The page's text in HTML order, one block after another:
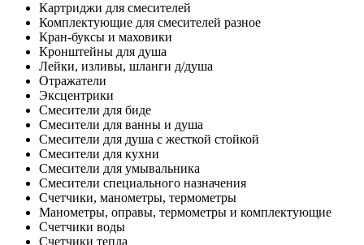
Картриджи для смесителей
Комплектующие для смесителей разное
Кран-буксы и маховики
Кронштейны для душа
Лейки, изливы, шланги д/душа
Отражатели
Эксцентрики
Смесители для биде
Смесители для ванны и душа
Смесители для душа с жесткой стойкой
Смесители для кухни
Смесители для умывальника
Смесители специального назначения
Счетчики, манометры, термометры
Манометры, оправы, термометры и комплектующие
Счетчики воды
Счетчики тепла